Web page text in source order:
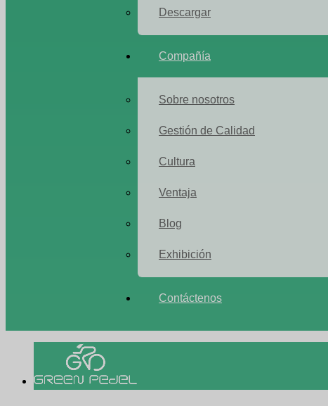
Descargar
Compañía
Sobre nosotros
Gestión de Calidad
Cultura
Ventaja
Blog
Exhibición
Contáctenos